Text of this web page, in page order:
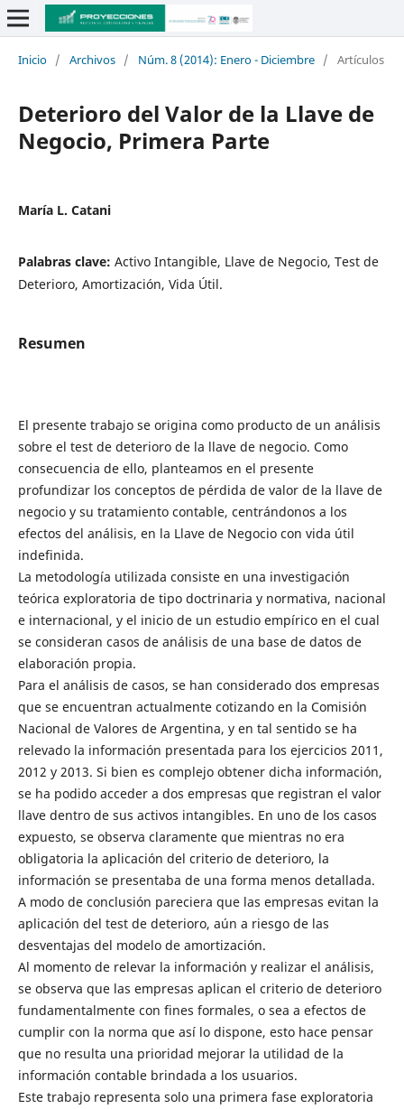
Inicio / Archivos / Núm. 8 (2014): Enero - Diciembre / Artículos
Deterioro del Valor de la Llave de
Negocio, Primera Parte
María L. Catani
Palabras clave: Activo Intangible, Llave de Negocio, Test de
Deterioro, Amortización, Vida Útil.
Resumen
El presente trabajo se origina como producto de un análisis
sobre el test de deterioro de la llave de negocio. Como
consecuencia de ello, planteamos en el presente
profundizar los conceptos de pérdida de valor de la llave de
negocio y su tratamiento contable, centrándonos a los
efectos del análisis, en la Llave de Negocio con vida útil
indefinida.
La metodología utilizada consiste en una investigación
teórica exploratoria de tipo doctrinaria y normativa, nacional
e internacional, y el inicio de un estudio empírico en el cual
se consideran casos de análisis de una base de datos de
elaboración propia.
Para el análisis de casos, se han considerado dos empresas
que se encuentran actualmente cotizando en la Comisión
Nacional de Valores de Argentina, y en tal sentido se ha
relevado la información presentada para los ejercicios 2011,
2012 y 2013. Si bien es complejo obtener dicha información,
se ha podido acceder a dos empresas que registran el valor
llave dentro de sus activos intangibles. En uno de los casos
expuesto, se observa claramente que mientras no era
obligatoria la aplicación del criterio de deterioro, la
información se presentaba de una forma menos detallada.
A modo de conclusión pareciera que las empresas evitan la
aplicación del test de deterioro, aún a riesgo de las
desventajas del modelo de amortización.
Al momento de relevar la información y realizar el análisis,
se observa que las empresas aplican el criterio de deterioro
fundamentalmente con fines formales, o sea a efectos de
cumplir con la norma que así lo dispone, esto hace pensar
que no resulta una prioridad mejorar la utilidad de la
información contable brindada a los usuarios.
Este trabajo representa solo una primera fase exploratoria